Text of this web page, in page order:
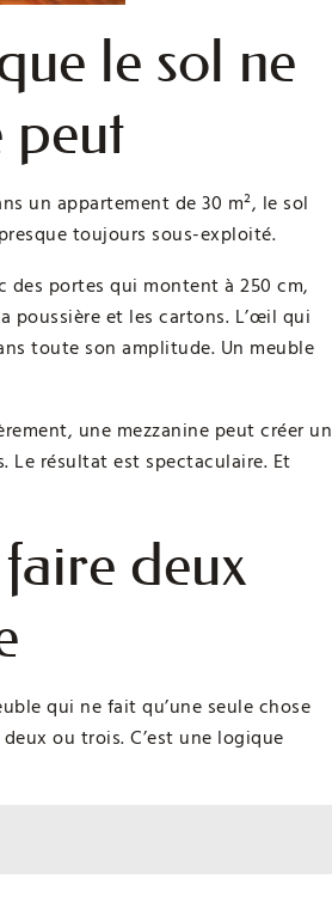
le sol ne
peut
un appartement de 30 m², le sol
toujours sous-exploité.
des portes qui montent à 250 cm,
poussière et les cartons. L’œil qui
toute son amplitude. Un meuble
une mezzanine peut créer un
Le résultat est spectaculaire. Et
deux
qui ne fait qu’une seule chose
ou trois. C’est une logique